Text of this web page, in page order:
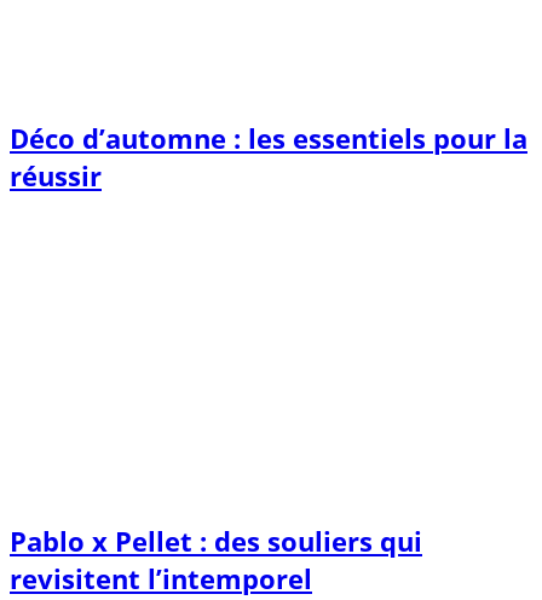
Déco d’automne : les essentiels pour la
réussir
Pablo x Pellet : des souliers qui
revisitent l’intemporel